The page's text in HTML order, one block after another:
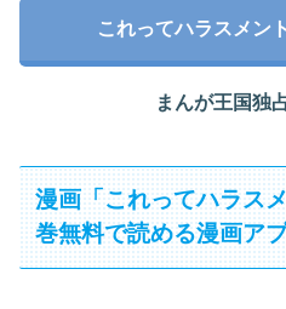
これってハラスメン
まんが王国独
漫画「これってハラス
巻無料で読める漫画ア